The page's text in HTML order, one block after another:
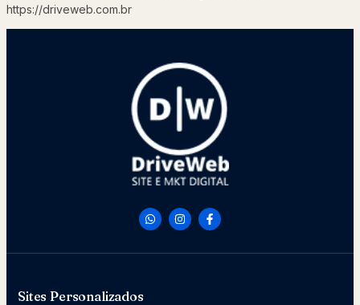
https://driveweb.com.br
Sites Personalizados